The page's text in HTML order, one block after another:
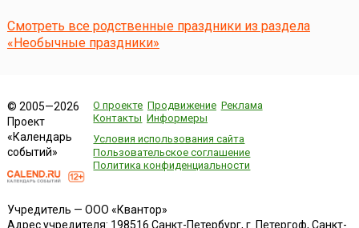
влюблёнными, родственниками, родителями и детьми, д...
Смотреть все родственные праздники из раздела
«Необычные праздники»
© 2005—2026
Проект
«Календарь
событий»
О проекте Продвижение Реклама
Контакты Информеры
Условия использования сайта
Пользовательское соглашение
Политика конфиденциальности
Учредитель — ООО «Квантор»
Адрес учредителя: 198516 Санкт-Петербург, г. Петергоф, Санкт-